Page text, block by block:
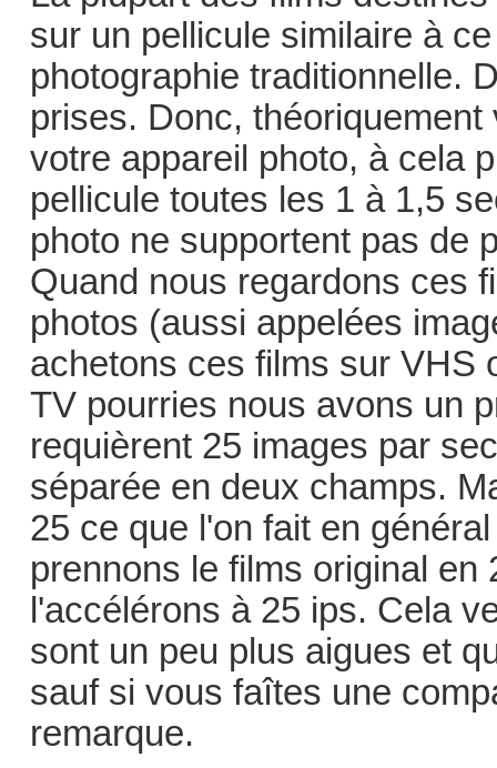
sur un pellicule similaire à
photographie traditionnelle.
prises. Donc,
votre appareil photo, à cela
pellicule toutes les 1 à 1,5
photo ne supportent pas de
Quand nous regardons ces
photos (aussi appelées
achetons ces films sur VHS
TV pourries nous avons un
requièrent 25 images par
séparée en deux champs.
25 ce que l'on fait en
prennons le films original
l'accélérons à 25 ips. Cela
sont un peu plus aigues et
sauf si vous faîtes une
remarque.